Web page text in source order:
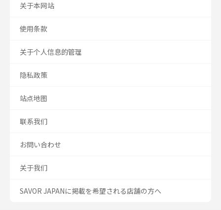
关于本网站
使用条款
关于个人信息的管理
隐私政策
站点地图
联系我们
お問い合わせ
关于我们
SAVOR JAPANに掲載を希望される店舗の方へ